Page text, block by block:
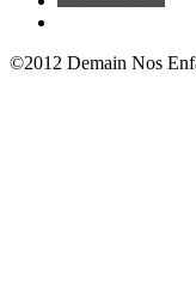
©2012 Demain Nos